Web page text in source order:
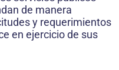
de ma­nera
y requerimientos
en ejercicio de sus